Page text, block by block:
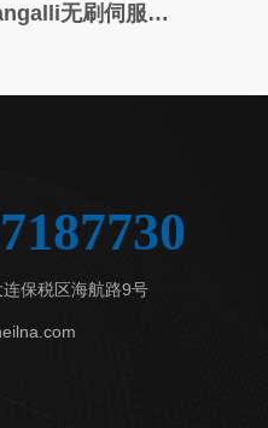
意大利sangalli无刷伺服电机
保税区海航路9号